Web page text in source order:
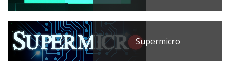
Supermicro